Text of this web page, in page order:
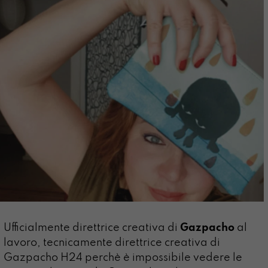
Ufficialmente direttrice creativa di Gazpachoal
lavoro, tecnicamente direttrice creativa di
Gazpacho H24 perchè è impossibile vedere le